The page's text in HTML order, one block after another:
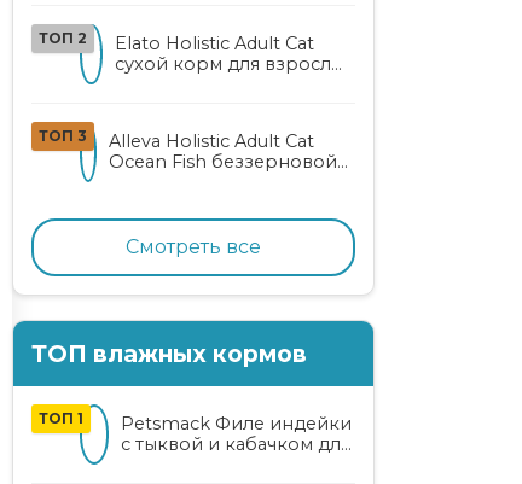
ТОП 2
Elato Holistic Adult Cat
сухой корм для взрослых
ТОП 3
Alleva Holistic Adult Cat
Ocean Fish беззерновой
рыбой, коноплей и алоэ
вера
Смотреть все
ТОП влажных кормов
ТОП 1
Petsmack Филе индейки
с тыквой и кабачком для